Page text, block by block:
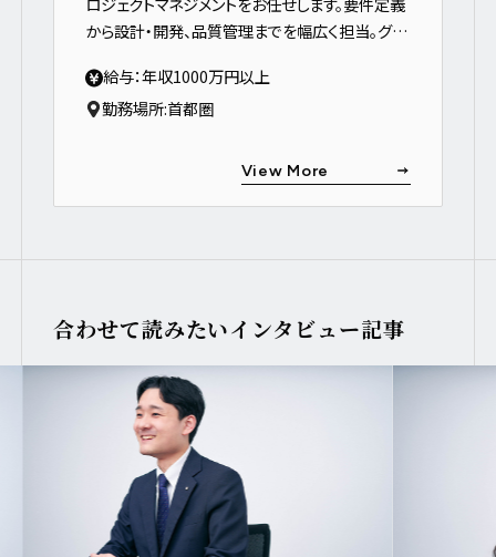
から設計・開発、品質管理までを幅広く担当。グル
推進してプロジェクトを成功に導いていただきま
す。
給与：年収1000万円以上
勤務場所:首都圏
View More
合わせて読みたいインタビュー記事